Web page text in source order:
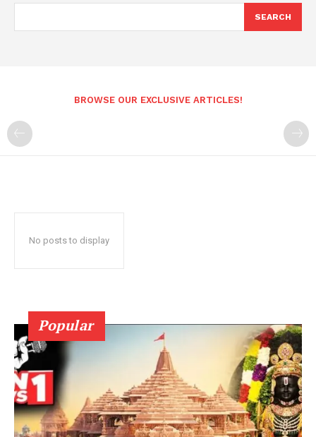
SEARCH
BROWSE OUR EXCLUSIVE ARTICLES!
No posts to display
Popular